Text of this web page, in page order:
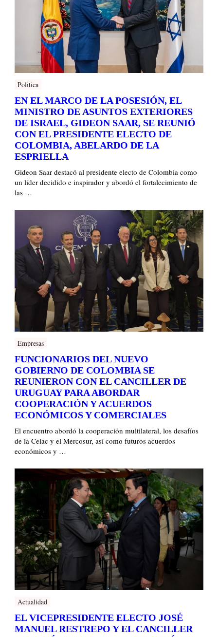
Politica
EN EL MARCO DE LA POSESIÓN, EL
MINISTRO DE ASUNTOS EXTERIORES
DE ISRAEL, GIDEON SAAR, SE REUNIÓ
CON EL PRESIDENTE ELECTO DE
COLOMBIA, ABELARDO DE LA
ESPRIELLA
Gideon Saar destacó al presidente electo de Colombia como
un líder decidido e inspirador y abordó el fortalecimiento de
las …
Empresas
FUNCIONARIOS DEL NUEVO
GOBIERNO DE COLOMBIA SE
REUNIERON CON EL CANCILLER DE
URUGUAY PARA ABORDAR
COOPERACIÓN Y ACUERDOS
ECONÓMICOS Y COMERCIALES
El encuentro abordó la cooperación multilateral, los desafíos
de la Celac y el Mercosur, así como futuros acuerdos
económicos y …
Actualidad
EL VICEPRESIDENTE ELECTO JOSÉ
MANUEL RESTREPO Y EL CANCILLER